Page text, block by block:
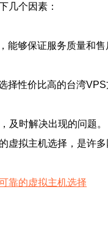
几个因素：
能够保证服务质量和售
择性价比高的台湾
及时解决出现的问题。
虚拟主机选择，是许
靠的虚拟主机选择